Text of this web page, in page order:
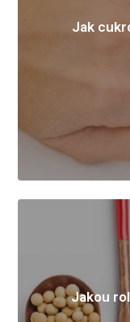
Jak
Jakou